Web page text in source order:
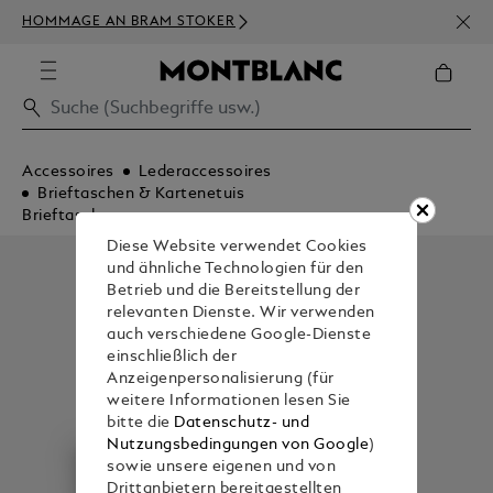
HOMMAGE AN BRAM STOKER
Accessoires
Lederaccessoires
Brieftaschen & Kartenetuis
Brieftaschen
Diese Website verwendet Cookies
und ähnliche Technologien für den
Betrieb und die Bereitstellung der
relevanten Dienste. Wir verwenden
auch verschiedene Google-Dienste
einschließlich der
Anzeigenpersonalisierung (für
weitere Informationen lesen Sie
bitte die Datenschutz- und
Nutzungsbedingungen von Google)
sowie unsere eigenen und von
Drittanbietern bereitgestellten